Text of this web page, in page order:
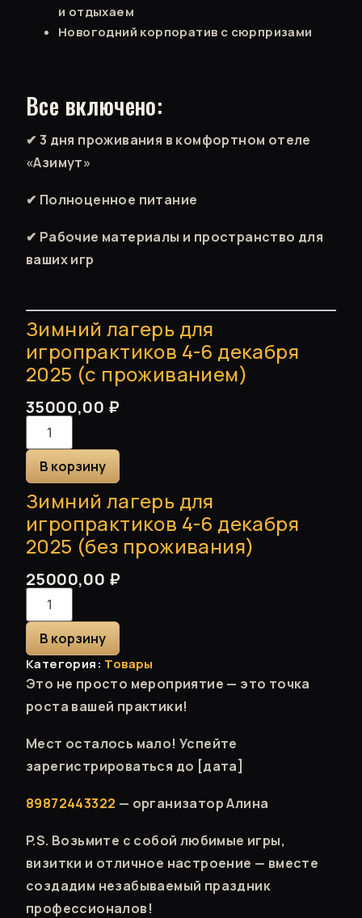
и отдыхаем
Новогодний корпоратив с сюрпризами
Все включено:
✔ 3 дня проживания в комфортном отеле
«Азимут»
✔ Полноценное питание
✔ Рабочие материалы и пространство для
ваших игр
Зимний лагерь для
игропрактиков 4-6 декабря
2025 (с проживанием)
35000,00 ₽
В корзину
Зимний лагерь для
игропрактиков 4-6 декабря
2025 (без проживания)
25000,00 ₽
В корзину
Категория: Товары
Это не просто мероприятие — это точка
роста вашей практики!
Мест осталось мало! Успейте
зарегистрироваться до [дата]
89872443322 — организатор Алина
P.S. Возьмите с собой любимые игры,
визитки и отличное настроение — вместе
создадим незабываемый праздник
профессионалов!